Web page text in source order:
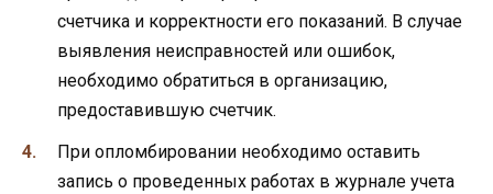
счетчика и корректности его показаний. В случае
выявления неисправностей или ошибок,
необходимо обратиться в организацию,
предоставившую счетчик.
При опломбировании необходимо оставить
запись о проведенных работах в журнале учета